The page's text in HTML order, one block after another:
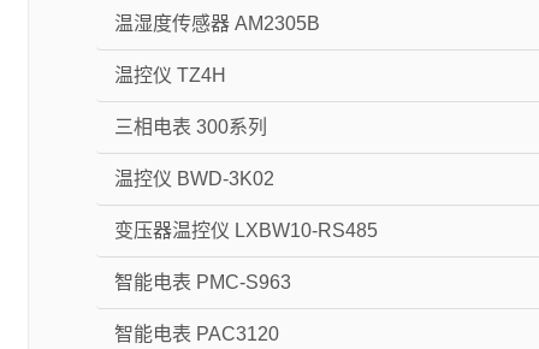
温湿度传感器 AM2305B
温控仪 TZ4H
三相电表 300系列
温控仪 BWD-3K02
变压器温控仪 LXBW10-RS485
智能电表 PMC-S963
智能电表 PAC3120